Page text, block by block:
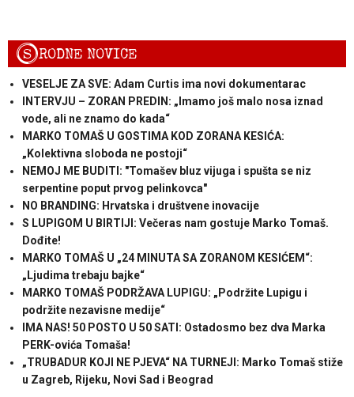
SRODNE NOVICE
VESELJE ZA SVE: Adam Curtis ima novi dokumentarac
INTERVJU – ZORAN PREDIN: „Imamo još malo nosa iznad
vode, ali ne znamo do kada“
MARKO TOMAŠ U GOSTIMA KOD ZORANA KESIĆA:
„Kolektivna sloboda ne postoji“
NEMOJ ME BUDITI: "Tomašev bluz vijuga i spušta se niz
serpentine poput prvog pelinkovca"
NO BRANDING: Hrvatska i društvene inovacije
S LUPIGOM U BIRTIJI: Večeras nam gostuje Marko Tomaš.
Dođite!
MARKO TOMAŠ U „24 MINUTA SA ZORANOM KESIĆEM“:
„Ljudima trebaju bajke“
MARKO TOMAŠ PODRŽAVA LUPIGU: „Podržite Lupigu i
podržite nezavisne medije“
IMA NAS! 50 POSTO U 50 SATI: Ostadosmo bez dva Marka
PERK-ovića Tomaša!
„TRUBADUR KOJI NE PJEVA“ NA TURNEJI: Marko Tomaš stiže
u Zagreb, Rijeku, Novi Sad i Beograd